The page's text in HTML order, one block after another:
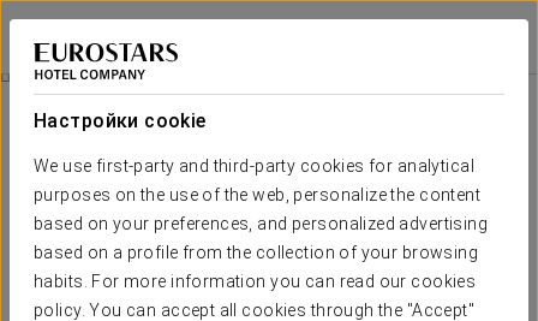
Настройки cookie
We use first-party and third-party cookies for analytical
purposes on the use of the web, personalize the content
based on your preferences, and personalized advertising
based on a profile from the collection of your browsing
habits. For more information you can read our cookies
policy. You can accept all cookies through the "Accept"
Eurostars Don Cándido
БАРСЕЛОНА - ТАРРАСА
Специальные Предложения
Специальные Предложения
Pомантический опыт